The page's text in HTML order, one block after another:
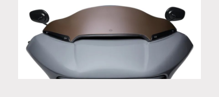
57400526 Deflettore dell’aria per Road Glide ST da 5